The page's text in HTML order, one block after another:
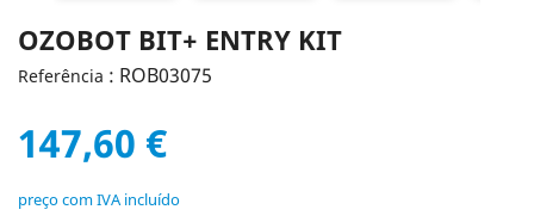
OZOBOT BIT+ ENTRY KIT
Referência : ROB03075
147,60 €
preço com IVA incluído